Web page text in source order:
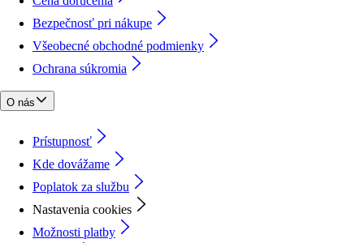
Bezpečnosť pri nákupe
Všeobecné obchodné podmienky
Ochrana súkromia
O nás
Prístupnosť
Kde dovážame
Poplatok za službu
Nastavenia cookies
Možnosti platby